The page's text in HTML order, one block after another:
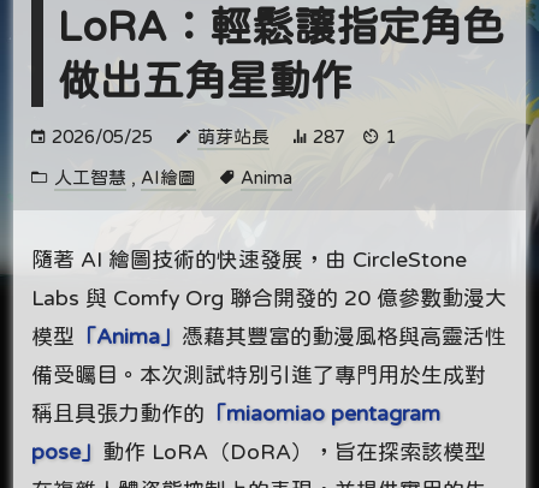
LoRA：輕鬆讓指定角色
做出五角星動作
2026/05/25 萌芽站長 287 1
人工智慧 , AI繪圖 Anima
隨著 AI 繪圖技術的快速發展，由 CircleStone
Labs 與 Comfy Org 聯合開發的 20 億參數動漫大
模型
「Anima」 憑藉其豐富的動漫風格與高靈活性
備受矚目。本次測試特別引進了專門用於生成對
稱且具張力動作的 「miaomiao pentagram
pose」 動作 LoRA（DoRA），旨在探索該模型